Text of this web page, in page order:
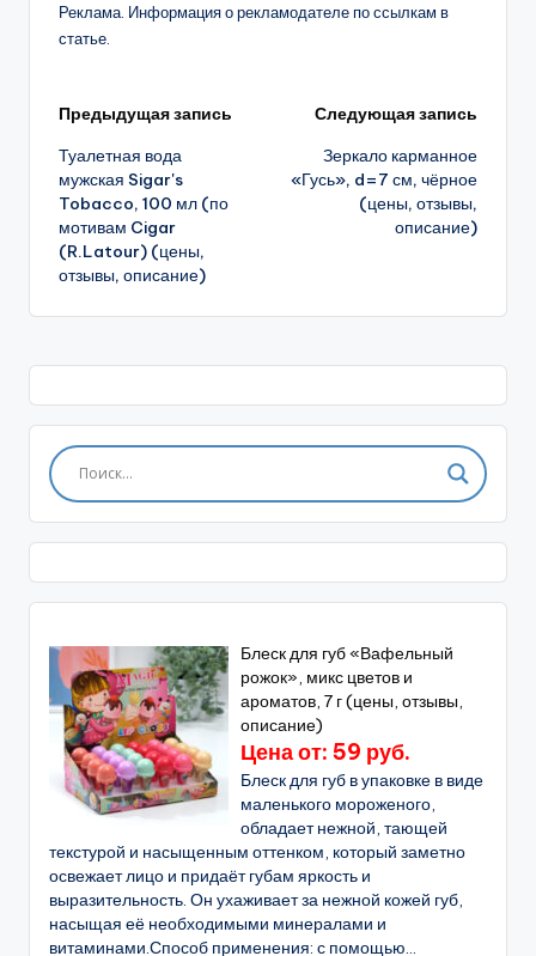
Реклама. Информация о рекламодателе по ссылкам в
статье.
Навигация
записи
Предыдущая запись
Туалетная вода
мужская Sigar's
Tobacco, 100 мл (по
мотивам Cigar
(R.Latour) (цены,
отзывы, описание)
Следующая запись
Зеркало карманное
«Гусь», d=7 см, чёрное
(цены, отзывы,
описание)
Блеск для губ «Вафельный
рожок», микс цветов и
ароматов, 7 г (цены, отзывы,
описание)
Цена от: 59 руб.
Блеск для губ в упаковке в виде
маленького мороженого,
обладает нежной, тающей
текстурой и насыщенным оттенком, который заметно
освежает лицо и придаёт губам яркость и
выразительность. Он ухаживает за нежной кожей губ,
насыщая её необходимыми минералами и
витаминами.Способ применения: с помощью...